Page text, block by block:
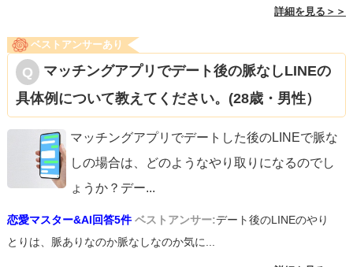
詳細を見る＞＞
ベストアンサーあり
マッチングアプリでデート後の脈なしLINEの
具体例について教えてください。(28歳・男性）
マッチングアプリでデートした後のLINEで脈な
しの場合は、どのようなやり取りになるのでし
ょうか？デー...
恋愛マスター&AI回答5件 ベストアンサー:デート後のLINEのやり
とりは、脈ありなのか脈なしなのか気に...